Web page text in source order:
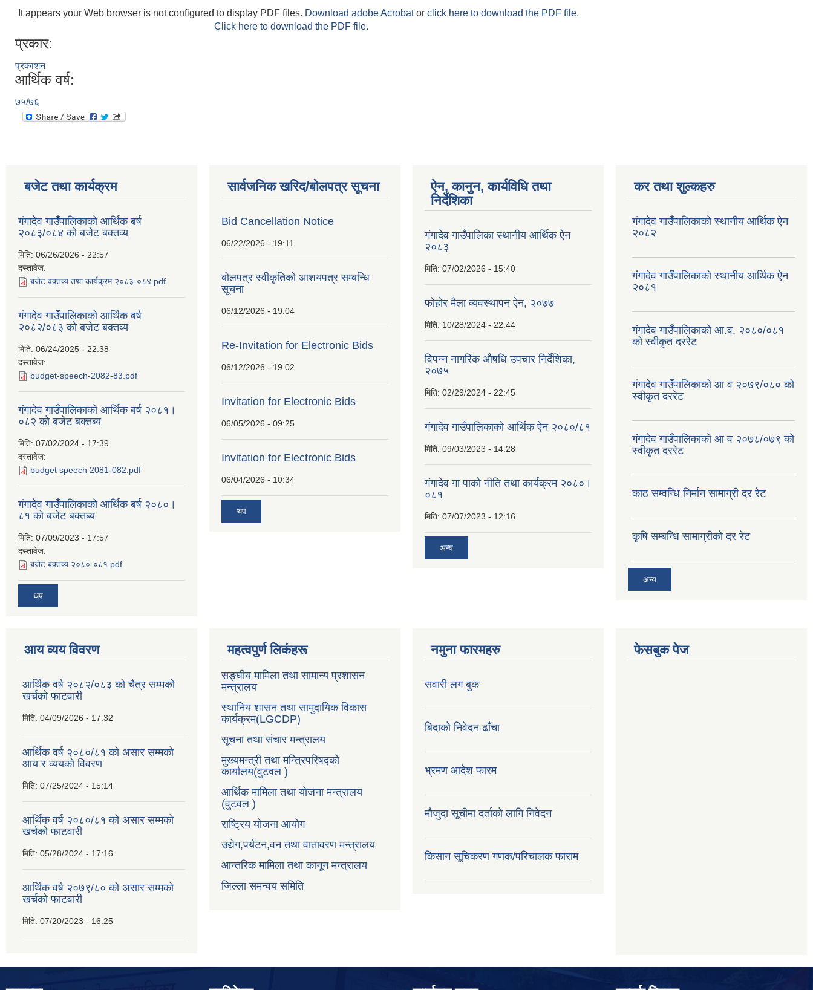
It appears your Web browser is not configured to display PDF files. Download adobe Acrobator click here to download the PDF file.
Click here to download the PDF file.
प्रकार:
प्रकाशन
आर्थिक वर्ष:
७५/७६
बजेट तथा कार्यक्रम
गंगादेव गाउँपालिकाको आर्थिक बर्ष
२०८३/०८४ को बजेट बक्तव्य
मिति: 06/26/2026 - 22:57
दस्तावेज:
बजेट वक्तव्य तथा कार्यक्रम २०८३-०८४.pdf
गंगादेव गाउँपालिकाको आर्थिक बर्ष
२०८२/०८३ को बजेट बक्तव्य
मिति: 06/24/2025 - 22:38
दस्तावेज:
budget-speech-2082-83.pdf
गंगादेव गाउँपालिकाको आर्थिक बर्ष २०८१।
०८२ को बजेट बक्तब्य
मिति: 07/02/2024 - 17:39
दस्तावेज:
budget speech 2081-082.pdf
गंगादेव गाउँपालिकाको आर्थिक बर्ष २०८०।
८१ को बजेट बक्तब्य
मिति: 07/09/2023 - 17:57
दस्तावेज:
बजेट बक्तव्य २०८०-०८१.pdf
थप
सार्वजनिक खरिद/बोलपत्र सूचना
Bid Cancellation Notice
06/22/2026 - 19:11
बोलपत्र स्वीकृतिको आशयपत्र सम्बन्धि
सूचना
06/12/2026 - 19:04
Re-Invitation for Electronic Bids
06/12/2026 - 19:02
Invitation for Electronic Bids
06/05/2026 - 09:25
Invitation for Electronic Bids
06/04/2026 - 10:34
थप
ऐन, कानुन, कार्यविधि तथा
निर्देशिका
गंगादेव गाउँपालिका स्थानीय आर्थिक ऐन
२०८३
मिति: 07/02/2026 - 15:40
फोहोर मैला व्यवस्थापन ऐन, २०७७
मिति: 10/28/2024 - 22:44
विपन्न नागरिक औषधि उपचार निर्देशिका,
२०७५
मिति: 02/29/2024 - 22:45
गंगादेव गाउँपालिकाको आर्थिक ऐन २०८०/८१
मिति: 09/03/2023 - 14:28
गंगादेव गा पाको नीति तथा कार्यक्रम २०८०।
०८१
मिति: 07/07/2023 - 12:16
अन्य
कर तथा शुल्कहरु
गंगादेव गाउँपालिकाको स्थानीय आर्थिक ऐन
२०८२
गंगादेव गाउँपालिकाको स्थानीय आर्थिक ऐन
२०८१
गंगादेव गाउँपालिकाको आ.व. २०८०/०८१
को स्वीकृत दररेट
गंगादेव गाउँपालिकाको आ व २०७९/०८० को
स्वीकृत दररेट
गंगादेव गाउँपालिकाको आ व २०७८/०७९ को
स्वीकृत दररेट
काठ सम्वन्धि निर्मान सामाग्री दर रेट
कृषि सम्बन्धि सामाग्रीको दर रेट
अन्य
आय व्यय विवरण
आर्थिक वर्ष २०८२/०८३ को चैत्र सम्मको
खर्चको फाटवारी
मिति: 04/09/2026 - 17:32
आर्थिक वर्ष २०८०/८१ को असार सम्मको
आय र व्ययको विवरण
मिति: 07/25/2024 - 15:14
आर्थिक वर्ष २०८०/८१ को असार सम्मको
खर्चको फाटवारी
मिति: 05/28/2024 - 17:16
आर्थिक वर्ष २०७९/८० को असार सम्मको
खर्चको फाटवारी
मिति: 07/20/2023 - 16:25
महत्वपुर्ण लिकंहरू
सङ्घीय मामिला तथा सामान्य प्रशासन
मन्त्रालय
स्थानिय शासन तथा सामुदायिक विकास
कार्यक्रम(LGCDP)
सूचना तथा संचार मन्त्रालय
मुख्यमन्त्री तथा मन्त्रिपरिषद्को
कार्यालय(वुटवल )
आर्थिक मामिला तथा योजना मन्त्रालय
(वुटवल )
राष्ट्रिय योजना आयोग
उद्येग,पर्यटन,वन तथा वातावरण मन्त्रालय
आन्तरिक मामिला तथा कानून मन्त्रालय
जिल्ला समन्वय समिति
नमुना फारमहरु
सवारी लग बुक
बिदाको निवेदन ढाँचा
भ्रमण आदेश फारम
मौजुदा सूचीमा दर्ताको लागि निवेदन
किसान सूचिकरण गणक/परिचालक फाराम
फेसबुक पेज